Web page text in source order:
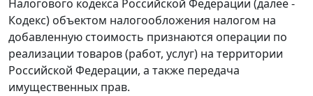
Налогового кодекса Российской Федерации (далее -
Кодекс) объектом налогообложения налогом на
добавленную стоимость признаются операции по
реализации товаров (работ, услуг) на территории
Российской Федерации, а также передача
имущественных прав.